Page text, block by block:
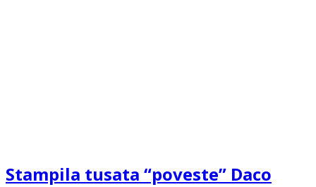
Stampila tusata “poveste” Daco